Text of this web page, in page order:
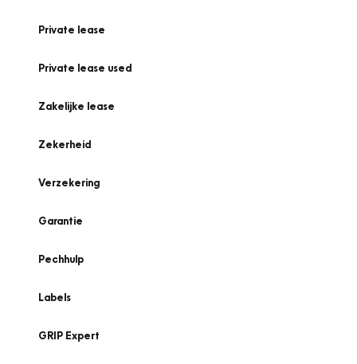
Private lease
Private lease used
Zakelijke lease
Zekerheid
Verzekering
Garantie
Pechhulp
Labels
GRIP Expert